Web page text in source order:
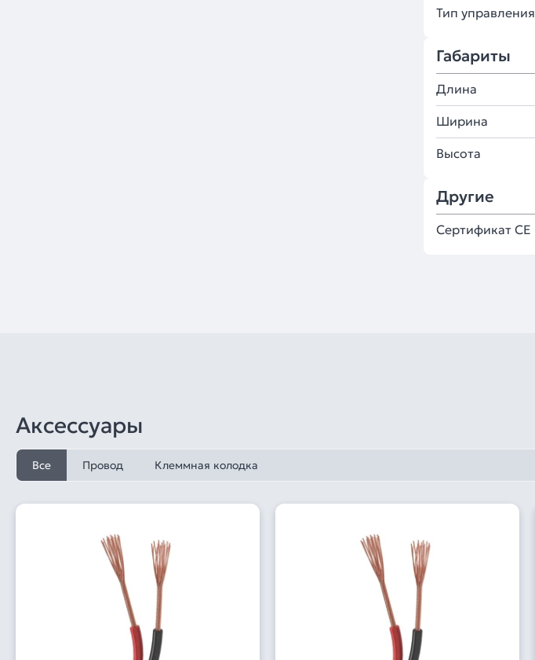
Тип управления
Габариты
Длина
Ширина
Высота
Другие
Сертификат CE
Аксессуары
Все Провод Клеммная колодка